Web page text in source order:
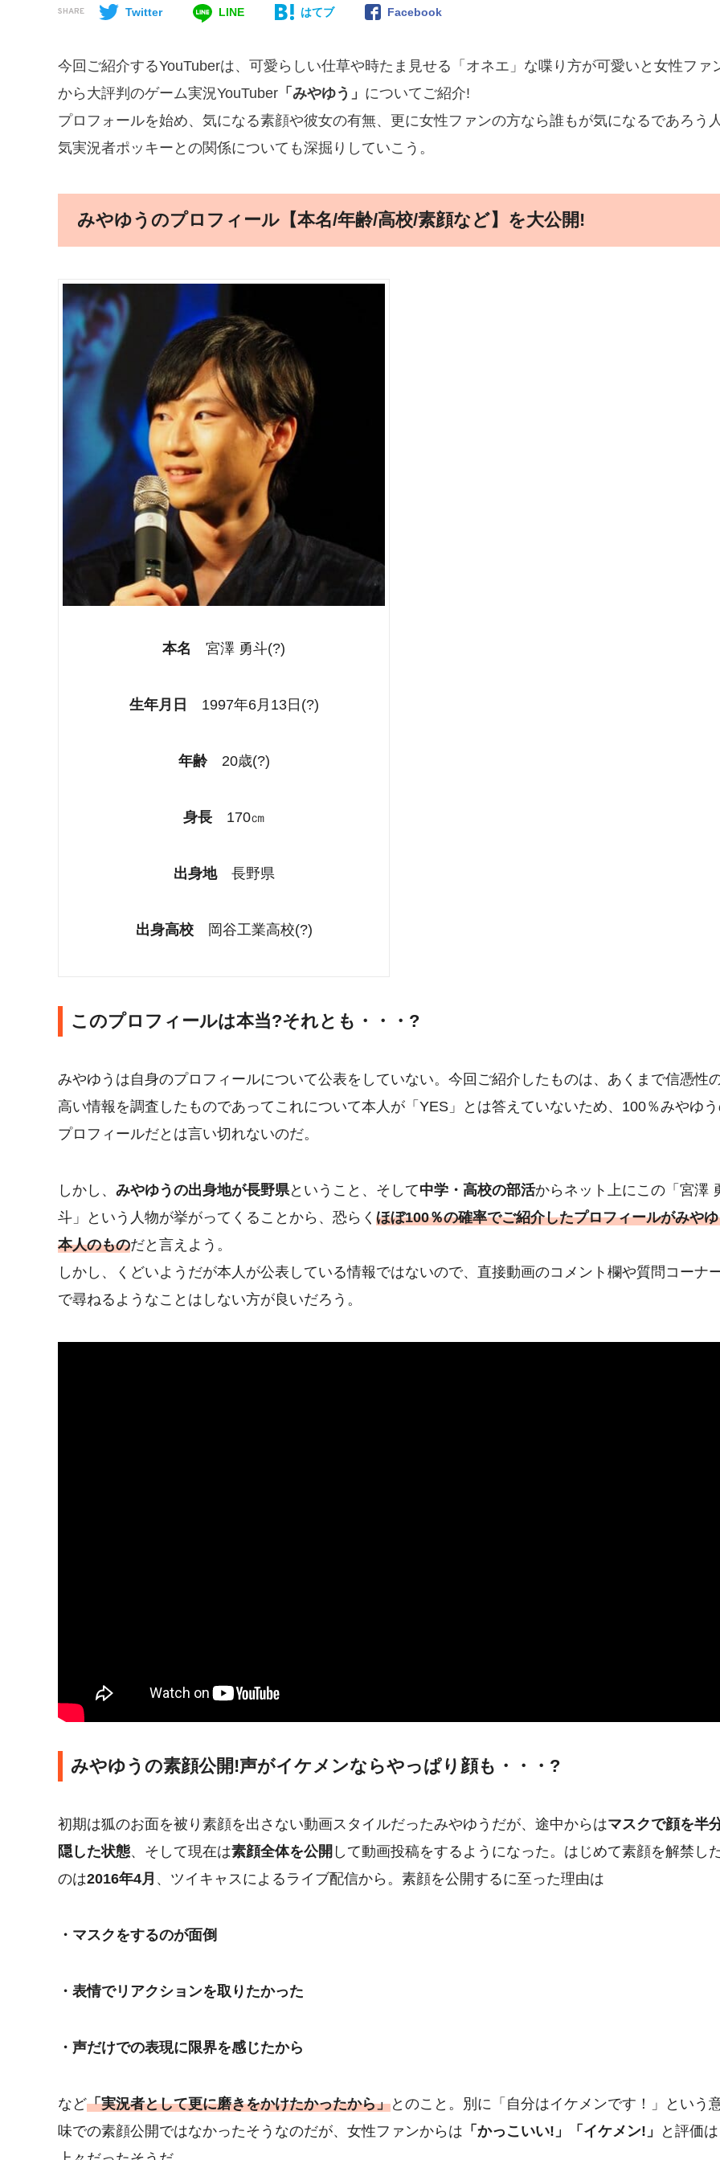
SHARE Twitter LINE はてブ Facebook
今回ご紹介するYouTuberは、可愛らしい仕草や時たま見せる「オネエ」な喋り方が可愛いと女性ファ
から大評判のゲーム実況YouTuber 「みやゆう」 についてご紹介!
プロフォールを始め、気になる素顔や彼女の有無、更に女性ファンの方なら誰もが気になるであろう人
気実況者ポッキーとの関係についても深掘りしていこう。
みやゆうのプロフィール【本名/年齢/高校/素顔など】を大公開!
本名 宮澤 勇斗(?)
生年月日 1997年6月13日(?)
年齢 20歳(?)
身長 170㎝
出身地 長野県
出身高校 岡谷工業高校(?)
このプロフィールは本当?それとも・・・?
みやゆうは自身のプロフィールについて公表をしていない。今回ご紹介したものは、あくまで信憑性
高い情報を調査したものであってこれについて本人が「YES」とは答えていないため、100％みやゆ
プロフィールだとは言い切れないのだ。
しかし、 みやゆうの出身地が長野県ということ、そして中学・高校の部活からネット上にこの「宮澤
斗」という人物が挙がってくることから、恐らく ほぼ100％の確率でご紹介したプロフィールがみや
本人のものだと言えよう。
しかし、くどいようだが本人が公表している情報ではないので、直接動画のコメント欄や質問コーナ
で尋ねるようなことはしない方が良いだろう。
みやゆうの素顔公開!声がイケメンならやっぱり顔も・・・?
初期は狐のお面を被り素顔を出さない動画スタイルだったみやゆうだが、途中からはマスクで顔を半
隠した状態、そして現在は素顔全体を公開 して動画投稿をするようになった。はじめて素顔を解禁し
のは2016年4月 、ツイキャスによるライブ配信から。素顔を公開するに至った理由は
・マスクをするのが面倒
・表情でリアクションを取りたかった
・声だけでの表現に限界を感じたから
など「実況者として更に磨きをかけたかったから」とのこと。別に「自分はイケメンです！」という
味での素顔公開ではなかったそうなのだが、女性ファンからは 「かっこいい!」「イケメン!」
と評価は